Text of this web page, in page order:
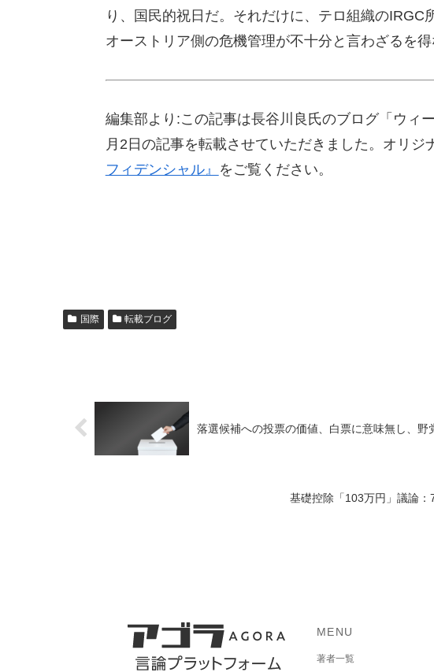
り、国民的祝日だ。それだけに、テロ組織のIRGC
オーストリア側の危機管理が不十分と言わざるを得
編集部より:この記事は長谷川良氏のブログ「ウィ
月2日の記事を転載させていただきました。オリジ
フィデンシャル』
をご覧ください。
国際 転載ブログ
落選候補への投票の価値、白票に意味無し、野
基礎控除「103万円」議論
MENU
著者一覧